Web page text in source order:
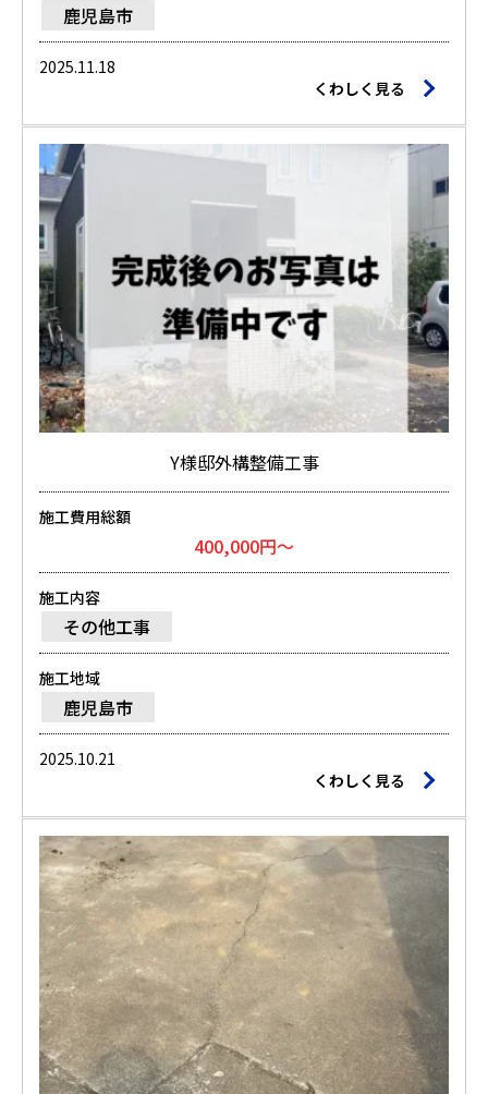
鹿児島市
2025.11.18
くわしく見る
Y様邸外構整備工事
施工費用総額
400,000円～
施工内容
その他工事
施工地域
鹿児島市
2025.10.21
くわしく見る